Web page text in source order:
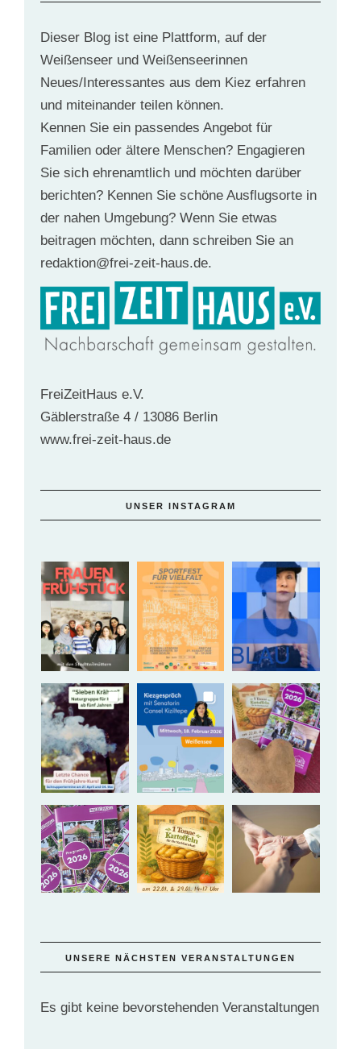
Dieser Blog ist eine Plattform, auf der
Weißenseer und Weißenseerinnen
Neues/Interessantes aus dem Kiez erfahren
und miteinander teilen können.
Kennen Sie ein passendes Angebot für
Familien oder ältere Menschen? Engagieren
Sie sich ehrenamtlich und möchten darüber
berichten? Kennen Sie schöne Ausflugsorte in
der nahen Umgebung? Wenn Sie etwas
beitragen möchten, dann schreiben Sie an
redaktion@frei-zeit-haus.de.
FreiZeitHaus e.V.
Gäblerstraße 4 / 13086 Berlin
www.frei-zeit-haus.de
UNSER INSTAGRAM
UNSERE NÄCHSTEN VERANSTALTUNGEN
Es gibt keine bevorstehenden Veranstaltungen